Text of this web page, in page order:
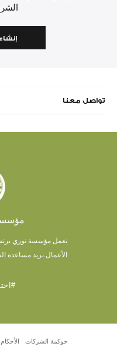
تواصل معنا
تعمل مؤسسة توري
الأعمال. نريد مساعدة
حوكمة الشركات